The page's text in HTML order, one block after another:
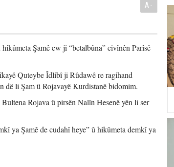
A-
Şamê ew ji “betalbûna” civînên Parîsê
Quteybe Îdlibî ji Rûdawê re ragihand
li Şam û Rojavayê Kurdistanê bidomim.
Rojava û pirsên Nalîn Hesenê yên li ser
ya Şamê de cudahî heye” û hikûmeta demkî ya